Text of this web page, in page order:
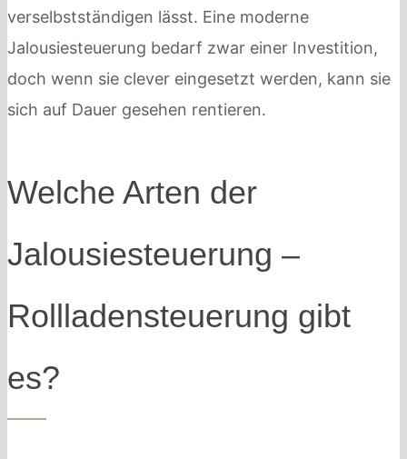
verselbstständigen lässt. Eine moderne
Jalousiesteuerung bedarf zwar einer Investition,
doch wenn sie clever eingesetzt werden, kann sie
sich auf Dauer gesehen rentieren.
Welche Arten der
Jalousiesteuerung –
Rollladensteuerung gibt
es?